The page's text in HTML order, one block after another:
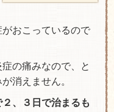
おこっているので
の痛みなので、と
消えません。
、３日で治まるも